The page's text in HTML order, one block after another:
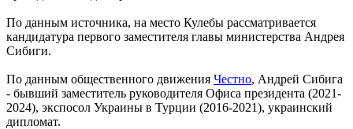
По данным источника, на место Кулебы рассматривается
кандидатура первого заместителя главы министерства Андрея
Сибиги.
По данным общественного движения Честно, Андрей Сибига
- бывший заместитель руководителя Офиса президента (2021-
2024), экспосол Украины в Турции (2016-2021), украинский
дипломат.